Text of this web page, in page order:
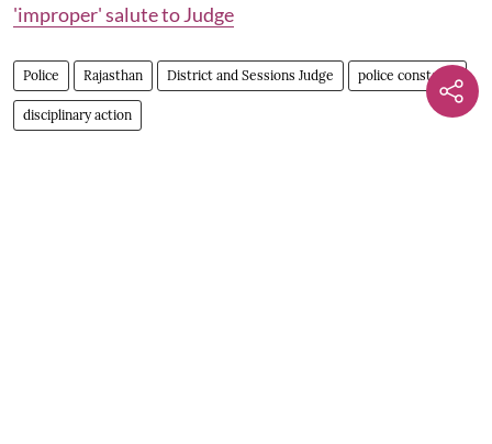
'improper' salute to Judge
Police Rajasthan District and Sessions Judge police constable
disciplinary action